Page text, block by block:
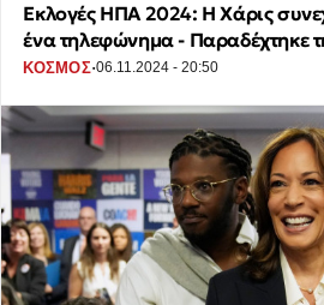
Εκλογές ΗΠΑ 2024: Η Χάρις
ένα τηλεφώνημα - Παραδέχτηκε
ΚΟΣΜΟΣ·06.11.2024 - 20:50